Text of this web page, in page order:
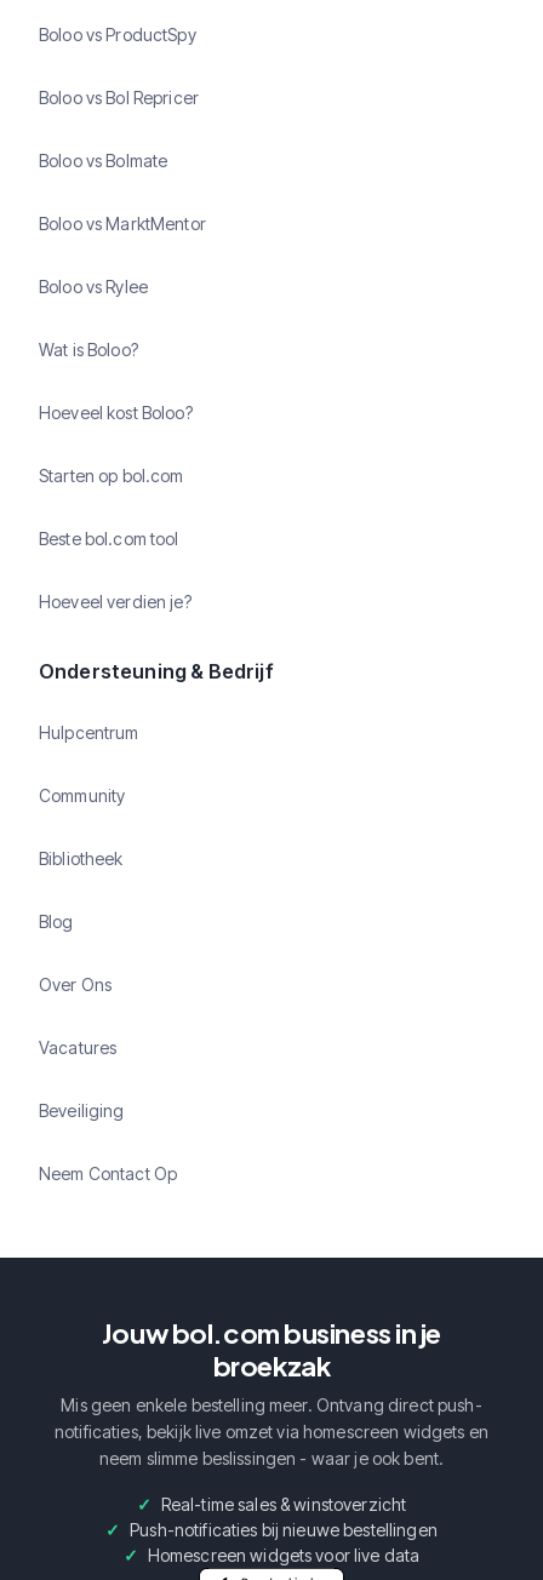
Boloo vs ProductSpy
Boloo vs Bol Repricer
Boloo vs Bolmate
Boloo vs MarktMentor
Boloo vs Rylee
Wat is Boloo?
Hoeveel kost Boloo?
Starten op bol.com
Beste bol.com tool
Hoeveel verdien je?
Ondersteuning & Bedrijf
Hulpcentrum
Community
Bibliotheek
Blog
Over Ons
Vacatures
Beveiliging
Neem Contact Op
Jouw bol.com business in je
broekzak
Mis geen enkele bestelling meer. Ontvang direct push-
notificaties, bekijk live omzet via homescreen widgets en
neem slimme beslissingen - waar je ook bent.
Real-time sales & winstoverzicht
Push-notificaties bij nieuwe bestellingen
Homescreen widgets voor live data